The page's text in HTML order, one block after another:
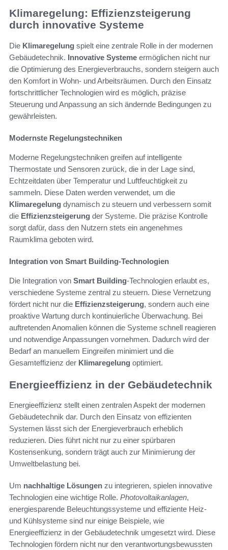
Klimaregelung: Effizienzsteigerung
durch innovative Systeme
Die Klimaregelung spielt eine zentrale Rolle in der modernen
Gebäudetechnik. Innovative Systeme ermöglichen nicht nur
die Optimierung des Energieverbrauchs, sondern steigern auch
den Komfort in Wohn- und Arbeitsräumen. Durch den Einsatz
fortschrittlicher Technologien wird es möglich, präzise
Steuerung und Anpassung an sich ändernde Bedingungen zu
gewährleisten.
Modernste Regelungstechniken
Moderne Regelungstechniken greifen auf intelligente
Thermostate und Sensoren zurück, die in der Lage sind,
Echtzeitdaten über Temperatur und Luftfeuchtigkeit zu
sammeln. Diese Daten werden verwendet, um die
Klimaregelung dynamisch zu steuern und verbessern somit
die Effizienzsteigerung der Systeme. Die präzise Kontrolle
sorgt dafür, dass den Nutzern stets ein angenehmes
Raumklima geboten wird.
Integration von Smart Building-Technologien
Die Integration von Smart Building-Technologien erlaubt es,
verschiedene Systeme zentral zu steuern. Diese Vernetzung
fördert nicht nur die Effizienzsteigerung, sondern auch eine
proaktive Wartung durch kontinuierliche Überwachung. Bei
auftretenden Anomalien können die Systeme schnell reagieren
und notwendige Anpassungen vornehmen. Dadurch wird der
Bedarf an manuellem Eingreifen minimiert und die
Gesamteffizienz der Klimaregelung optimiert.
Energieeffizienz in der Gebäudetechnik
Energieeffizienz stellt einen zentralen Aspekt der modernen
Gebäudetechnik dar. Durch den Einsatz von effizienten
Systemen lässt sich der Energieverbrauch erheblich
reduzieren. Dies führt nicht nur zu einer spürbaren
Kostensenkung, sondern trägt auch zur Minimierung der
Umweltbelastung bei.
Um nachhaltige Lösungen zu integrieren, spielen innovative
Technologien eine wichtige Rolle. Photovoltaikanlagen,
energiesparende Beleuchtungssysteme und effiziente Heiz-
und Kühlsysteme sind nur einige Beispiele, wie
Energieeffizienz in der Gebäudetechnik umgesetzt wird. Diese
Technologien fördern nicht nur den verantwortungsbewussten